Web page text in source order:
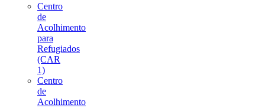
Centro
de
Acolhimento
para
Refugiados
(CAR
1)
Centro
de
Acolhimento